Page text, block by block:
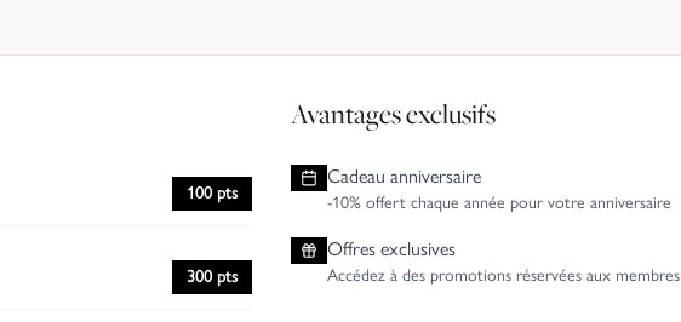
100 pts
300 pts
Avantages exclusifs
Cadeau anniversaire
-10% offert chaque année pour votre anniversaire
Offres exclusives
Accédez à des promotions réservées aux membres